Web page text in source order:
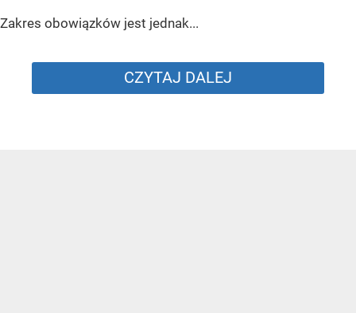
Zakres obowiązków jest jednak...
CZYTAJ DALEJ